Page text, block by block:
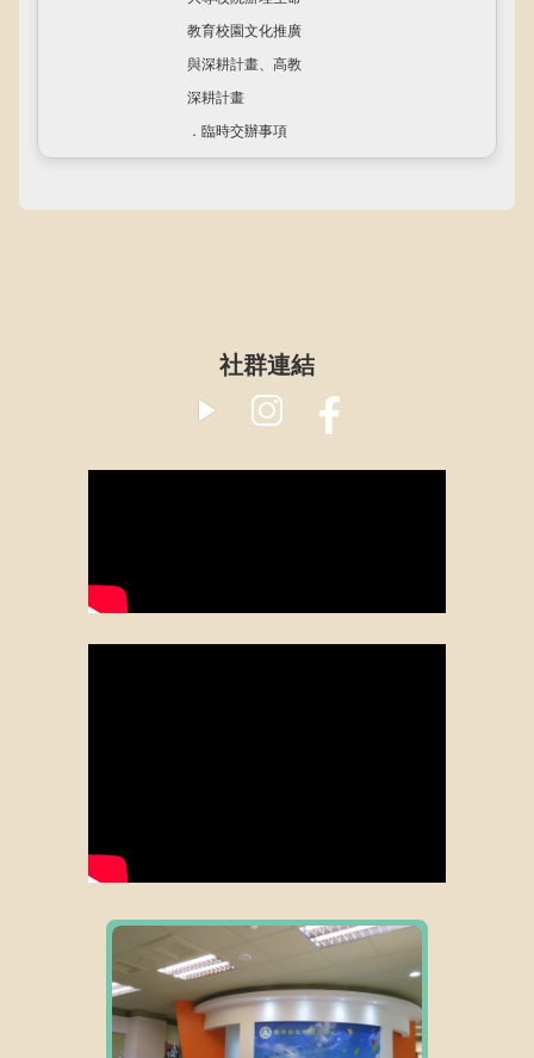
教育校園文化推廣
與深耕計畫、高教
深耕計畫
．臨時交辦事項
​社群連結